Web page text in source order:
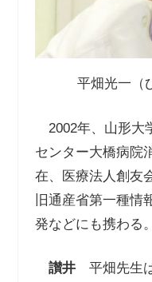
平畑光一（
2002年、山形大
センター大橋病院
在、医療法人創友
旧通産省第一種情
発などにも携わる。
讃井平畑先生は